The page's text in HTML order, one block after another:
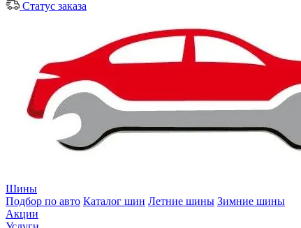
Статус заказа
Шины
Подбор по авто Каталог шин Летние шины Зимние шины
Акции